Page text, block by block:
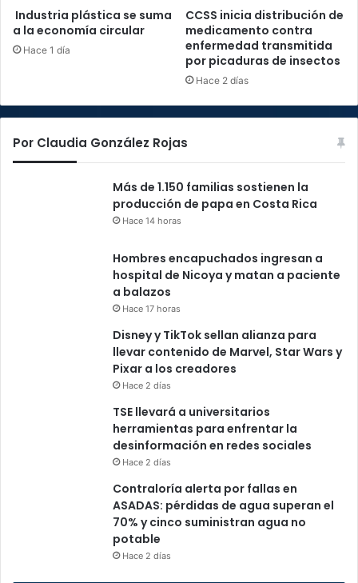
Industria plástica se suma
a la economía circular
Hace 1 día
CCSS inicia distribución de
medicamento contra
enfermedad transmitida
por picaduras de insectos
Hace 2 días
Por Claudia González Rojas
Más de 1.150 familias sostienen la
producción de papa en Costa Rica
Hace 14 horas
Hombres encapuchados ingresan a
hospital de Nicoya y matan a paciente
a balazos
Hace 17 horas
Disney y TikTok sellan alianza para
llevar contenido de Marvel, Star Wars y
Pixar a los creadores
Hace 2 días
TSE llevará a universitarios
herramientas para enfrentar la
desinformación en redes sociales
Hace 2 días
Contraloría alerta por fallas en
ASADAS: pérdidas de agua superan el
70% y cinco suministran agua no
potable
Hace 2 días